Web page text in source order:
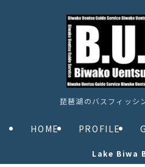
琵琶湖のバスフィッシ
HOME PROFILE
Lake Biwa